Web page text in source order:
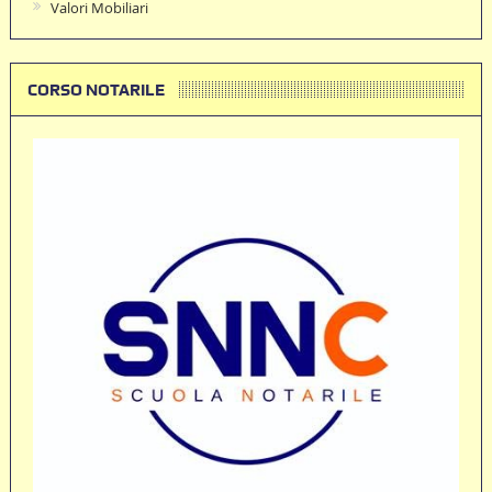
Valori Mobiliari
CORSO NOTARILE